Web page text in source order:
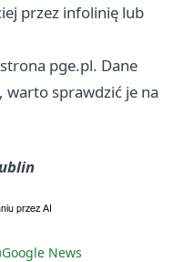
przez infolinię lub
pge.pl. Dane
warto sprawdzić je na
Google News